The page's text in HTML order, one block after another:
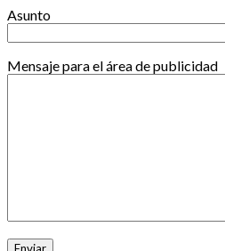
Asunto
Mensaje para el área de publicidad